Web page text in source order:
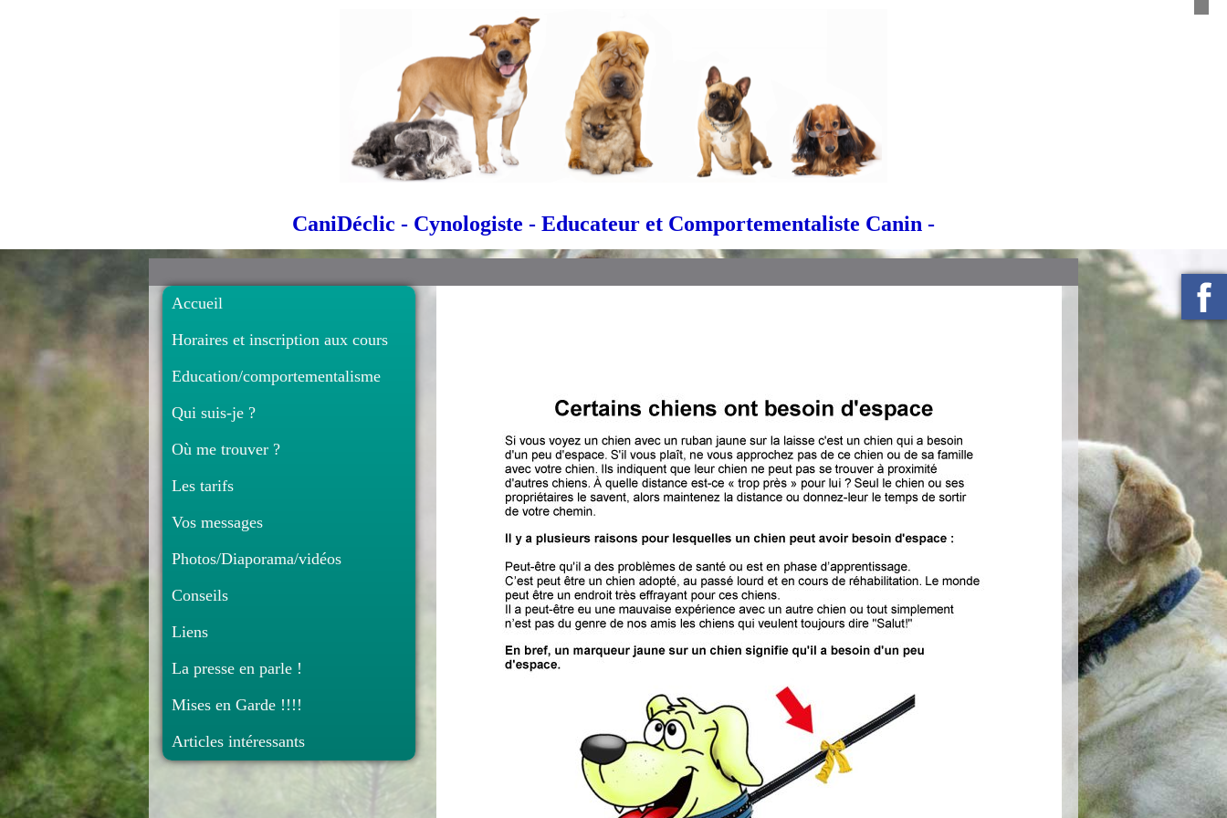
CaniDéclic - Cynologiste - Educateur et Comportementaliste Canin -
Accueil
Horaires et inscription aux cours
Education/comportementalisme
Qui suis-je ?
Où me trouver ?
Les tarifs
Vos messages
Photos/Diaporama/vidéos
Conseils
Liens
La presse en parle !
Mises en Garde !!!!
Articles intéressants